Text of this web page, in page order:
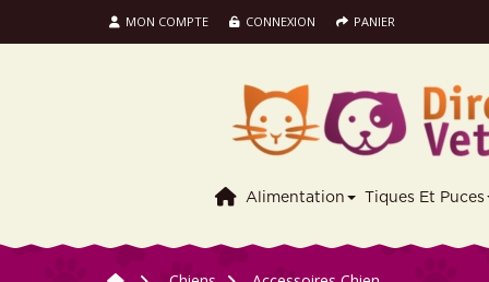
MON COMPTE CONNEXION PANIER
Alimentation Tiques Et Puces